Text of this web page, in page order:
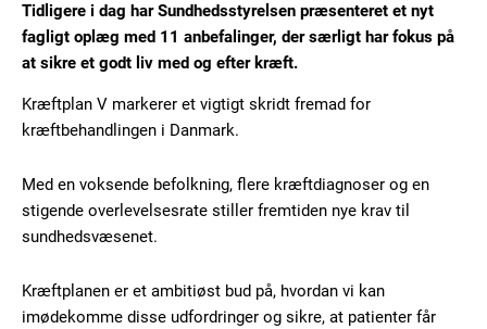
Tidligere i dag har Sundhedsstyrelsen præsenteret et nyt
fagligt oplæg med 11 anbefalinger, der særligt har fokus på
at sikre et godt liv med og efter kræft.
Kræftplan V markerer et vigtigt skridt fremad for
kræftbehandlingen i Danmark.
Med en voksende befolkning, flere kræftdiagnoser og en
stigende overlevelsesrate stiller fremtiden nye krav til
sundhedsvæsenet.
Kræftplanen er et ambitiøst bud på, hvordan vi kan
imødekomme disse udfordringer og sikre, at patienter får